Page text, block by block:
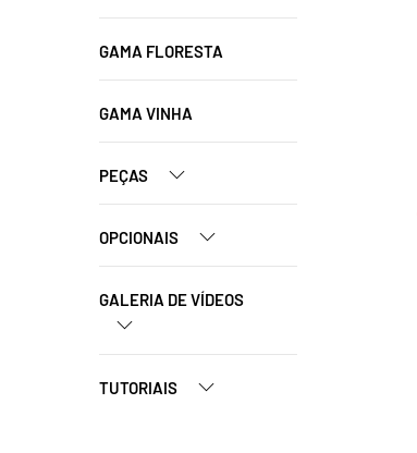
GAMA FLORESTA
GAMA VINHA
PEÇAS
OPCIONAIS
GALERIA DE VÍDEOS
TUTORIAIS